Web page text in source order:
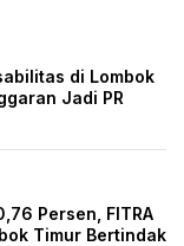
di Lombok
Jadi PR
Persen, FITRA
Timur Bertindak